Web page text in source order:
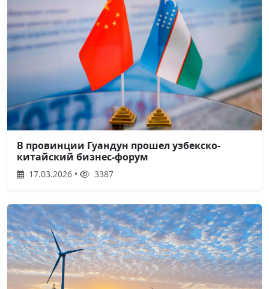
В провинции Гуандун прошел узбекско-
китайский бизнес-форум
17.03.2026 • 3387